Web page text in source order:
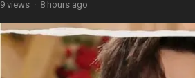
9 views · 8 hours ago